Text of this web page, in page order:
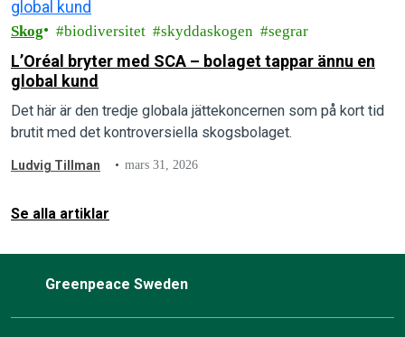
Skog biodiversitet skyddaskogen segrar
L’Oréal bryter med SCA – bolaget tappar ännu en
global kund
Det här är den tredje globala jättekoncernen som på kort tid
brutit med det kontroversiella skogsbolaget.
Ludvig Tillman mars 31, 2026
Se alla artiklar
Greenpeace Sweden